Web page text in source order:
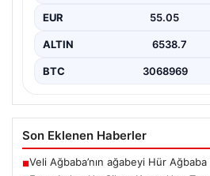
kapsamında…
EUR 55.05
ALTIN 6538.7
BTC 3068969
Son Eklenen Haberler
■Veli Ağbaba’nın ağabeyi Hür